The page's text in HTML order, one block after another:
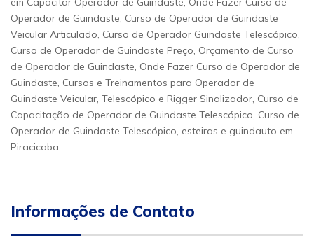
Operador de Guindaste, Curso de Operador de Guindaste
Veicular Articulado, Curso de Operador Guindaste Telescópico,
Curso de Operador de Guindaste Preço, Orçamento de Curso
de Operador de Guindaste, Onde Fazer Curso de Operador de
Guindaste, Cursos e Treinamentos para Operador de
Guindaste Veicular, Telescópico e Rigger Sinalizador, Curso de
Capacitação de Operador de Guindaste Telescópico, Curso de
Operador de Guindaste Telescópico, esteiras e guindauto em
Piracicaba
Informações de Contato